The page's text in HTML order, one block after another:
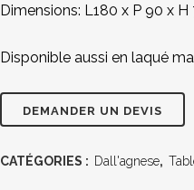
Dimensions: L180 x P 90 x
Disponible aussi en laqué
CATÉGORIES : Dall'agnese,